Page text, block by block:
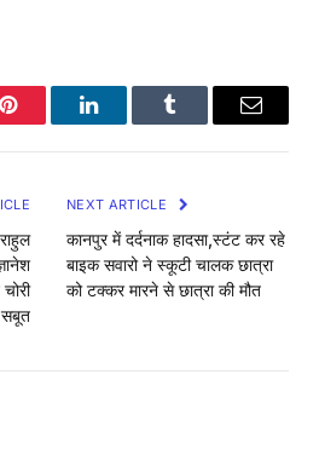
Pinterest LinkedInTumblr Email
NEXT ARTICLE
कानपुर में दर्दनाक हादसा,स्टंट कर रहे
बाइक सवारो ने स्कूटी चालक छात्रा
को टक्कर मारने से छात्रा की मौत